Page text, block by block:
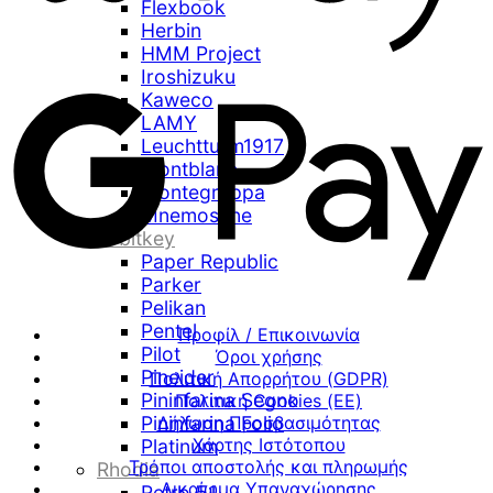
Flexbook
Herbin
HMM Project
Iroshizuku
Kaweco
LAMY
Leuchtturm1917
Montblanc
Montegrappa
Mnemosyne
Orbitkey
Paper Republic
Parker
Pelikan
Pentel
Pilot
Pineider
Pininfarina Segno
Pininfarina Folio
Platinum
Rhodia
Προφίλ / Επικοινωνία
Όροι χρήσης
Πολιτική Απορρήτου (GDPR)
Πολιτική Cookies (ΕΕ)
Δήλωση Προσβασιμότητας
Χάρτης Ιστότοπου
Τρόποι αποστολής και πληρωμής
Δικαίωμα Υπαναχώρησης